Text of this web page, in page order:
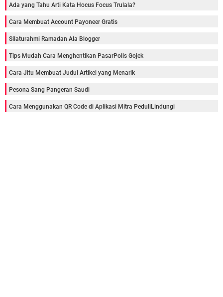
Ada yang Tahu Arti Kata Hocus Focus Trulala?
Cara Membuat Account Payoneer Gratis
Silaturahmi Ramadan Ala Blogger
Tips Mudah Cara Menghentikan PasarPolis Gojek
Cara Jitu Membuat Judul Artikel yang Menarik
Pesona Sang Pangeran Saudi
Cara Menggunakan QR Code di Aplikasi Mitra PeduliLindungi